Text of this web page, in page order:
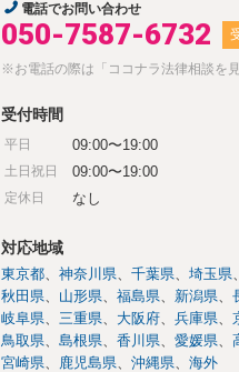
電話でお問い合わせ
050-7587-6732
※お電話の際は「ココナラ法律相談を
受付時間
平日 09:00〜19:00
土日祝日 09:00〜19:00
定休日 なし
対応地域
東京都 神奈川県 千葉県 埼玉県
秋田県
山形県 福島県 新潟県
岐阜県
三重県 大阪府 兵庫県
鳥取県
島根県 香川県 愛媛県
宮崎県
鹿児島県 沖縄県 海外